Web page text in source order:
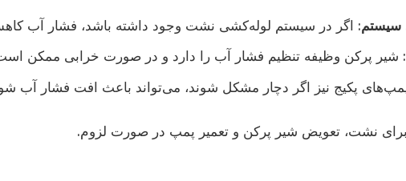
سیستم: اگر در سیستم لوله‌کشی نشت وجود داشته باشد، فشار آب
: شیر پرکن وظیفه تنظیم فشار آب را دارد و در صورت خرابی ممکن
پکیج نیز اگر دچار مشکل شوند، می‌تواند باعث افت فشار آب
نشت، تعویض شیر پرکن و تعمیر پمپ در صورت لزوم.